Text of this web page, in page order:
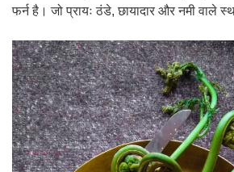
फर्न है। जो प्रायः ठंडे, छायादार और नमी वाले